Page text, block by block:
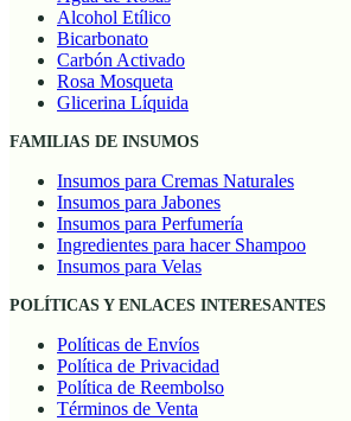
Alcohol Etílico
Bicarbonato
Carbón Activado
Rosa Mosqueta
Glicerina Líquida
FAMILIAS DE INSUMOS
Insumos para Cremas Naturales
Insumos para Jabones
Insumos para Perfumería
Ingredientes para hacer Shampoo
Insumos para Velas
POLÍTICAS Y ENLACES INTERESANTES
Políticas de Envíos
Política de Privacidad
Política de Reembolso
Términos de Venta